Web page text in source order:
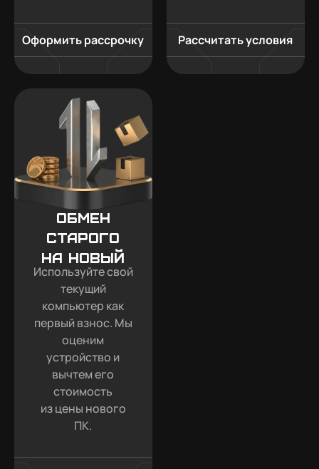
Оформить рассрочку Рассчитать условия
Обмен
старого
на новый
Используйте свой
текущий
компьютер как
первый взнос. Мы
оценим
устройство и
вычтем его
стоимость
из цены нового
ПК.